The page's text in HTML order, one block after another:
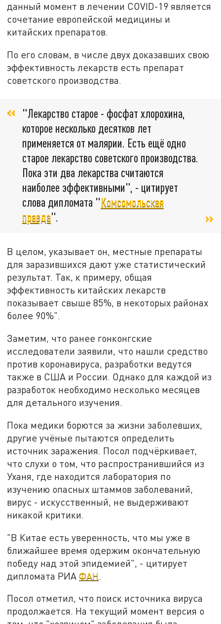
данный момент в лечении COVID-19 является
сочетание европейской медицины и
китайских препаратов.
По его словам, в числе двух доказавших свою
эффективность лекарств есть препарат
советского производства.
"Лекарство старое - фосфат хлорохина,
которое несколько десятков лет
применяется от малярии. Есть ещё одно
старое лекарство советского производства.
Пока эти два лекарства считаются
наиболее эффективными", - цитирует
слова дипломата "Комсомольская
правда".
В целом, указывает он, местные препараты
для заразившихся дают уже статистический
результат. Так, к примеру, общая
эффективность китайских лекарств
показывает свыше 85%, в некоторых районах
более 90%".
Заметим, что ранее гонконгские
исследователи заявили, что нашли средство
против коронавируса, разработки ведутся
также в США и России. Однако для каждой из
разработок необходимо несколько месяцев
для детального изучения.
Пока медики борются за жизни заболевших,
другие учёные пытаются определить
источник заражения. Посол подчёркивает,
что слухи о том, что распространившийся из
Уханя, где находится лаборатория по
изучению опасных штаммов заболеваний,
вирус - искусственный, не выдерживают
никакой критики.
"В Китае есть уверенность, что мы уже в
ближайшее время одержим окончательную
победу над этой эпидемией", - цитирует
дипломата РИАФАН
Посол отметил, что поиск источника вируса
продолжается. На текущий момент версия о